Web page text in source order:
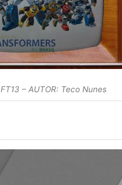
FT13 – AUTOR: Teco Nunes